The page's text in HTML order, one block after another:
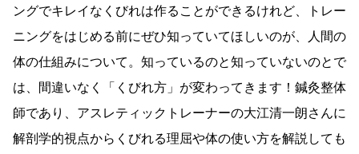
ングでキレイなくびれは作ることができるけれど、トレー
ニングをはじめる前にぜひ知っていてほしいのが、人間の
体の仕組みについて。知っているのと知っていないのとで
は、間違いなく「くびれ方」が変わってきます！鍼灸整体
師であり、アスレティックトレーナーの大江清一朗さんに
解剖学的視点からくびれる理屈や体の使い方を解説しても